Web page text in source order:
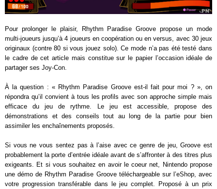
Pour prolonger le plaisir, Rhythm Paradise Groove propose un mode
multi-joueurs jusqu’à 4 joueurs en coopération ou en versus, avec 30 jeux
originaux (contre 80 si vous jouez solo). Ce mode n’a pas été testé dans
le cadre de cet article mais constitue sur le papier l’occasion idéale de
partager ses Joy-Con.
À la question : « Rhythm Paradise Groove est-il fait pour moi ? », on
répondra qu’il convient à tous les profils avec son approche simple mais
efficace du jeu de rythme. Le jeu est accessible, propose des
démonstrations et des conseils tout au long de la partie pour bien
assimiler les enchaînements proposés.
Si vous ne vous sentez pas à l’aise avec ce genre de jeu, Groove est
probablement la porte d’entrée idéale avant de s’affronter à des titres plus
exigeants. Et si vous souhaitez en avoir le coeur net, Nintendo propose
une démo de Rhythm Paradise Groove téléchargeable sur l’eShop, avec
votre progression transférable dans le jeu complet. Proposé à un prix